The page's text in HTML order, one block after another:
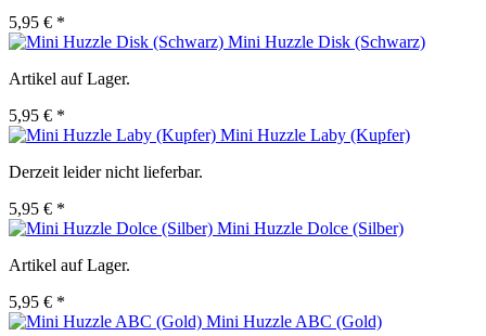
5,95 € *
Mini Huzzle Disk (Schwarz)
Artikel auf Lager.
5,95 € *
Mini Huzzle Laby (Kupfer)
Derzeit leider nicht lieferbar.
5,95 € *
Mini Huzzle Dolce (Silber)
Artikel auf Lager.
5,95 € *
Mini Huzzle ABC (Gold)